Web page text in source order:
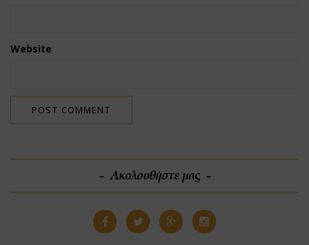
Website
Ακολουθήστε μας